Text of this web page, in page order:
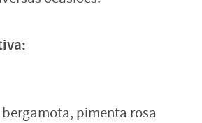
bergamota, pimenta rosa